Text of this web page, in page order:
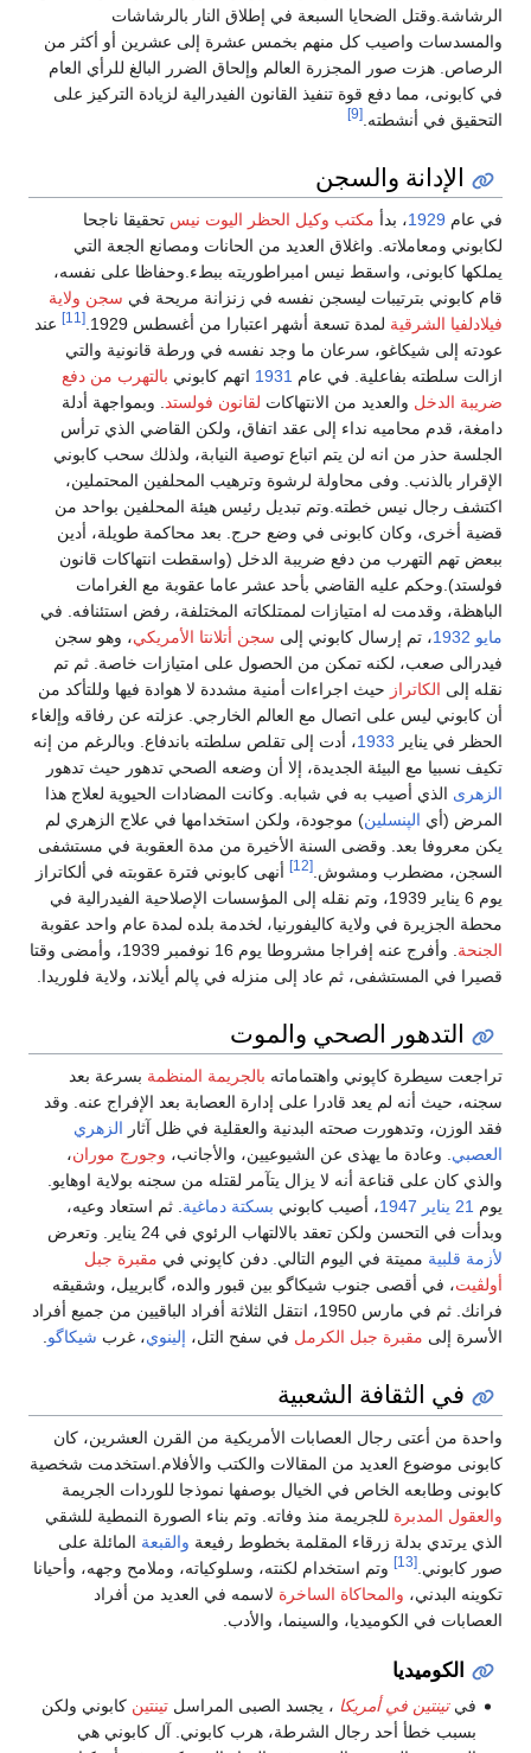
الرشاشة.وقتل الضحايا السبعة في إطلاق النار بالرشاشات
والمسدسات واصيب كل منهم بخمس عشرة إلى عشرين أو أكثر من
الرصاص. هزت صور المجزرة العالم وإلحاق الضرر البالغ للرأي العام
في كابونى، مما دفع قوة تنفيذ القانون الفيدرالية لزيادة التركيز على
التحقيق في أنشطته. [9]
الإدانة والسجن
في عام 1929، بدأ مكتب وكيل الحظر اليوت نيس تحقيقا ناجحا
لكابوني ومعاملاته. واغلاق العديد من الحانات ومصانع الجعة التي
يملكها كابونى، واسقط نيس امبراطوريته ببطء.وحفاظا على نفسه،
قام كابوني بترتيبات ليسجن نفسه في زنزانة مريحة في سجن ولاية
فيلادلفيا الشرقية لمدة تسعة أشهر اعتبارا من أغسطس 1929. [11]
عند
عودته إلى شيكاغو، سرعان ما وجد نفسه في ورطة قانونية والتي
ازالت سلطته بفاعلية. في عام 1931 اتهم كابوني بالتهرب من دفع
ضريبة الدخل والعديد من الانتهاكات لقانون فولستد
. وبمواجهة أدلة
دامغة، قدم محاميه نداء إلى عقد اتفاق، ولكن القاضي الذي ترأس
الجلسة حذر من انه لن يتم اتباع توصية النيابة، ولذلك سحب كابوني
الإقرار بالذنب. وفى محاولة لرشوة وترهيب المحلفين المحتملين،
اكتشف رجال نيس خطته.وتم تبديل رئيس هيئة المحلفين بواحد من
قضية أخرى، وكان كابونى في وضع حرج. بعد محاكمة طويلة، أدين
ببعض تهم التهرب من دفع ضريبة الدخل (واسقطت انتهاكات قانون
فولستد).وحكم عليه القاضي بأحد عشر عاما عقوبة مع الغرامات
الباهظة، وقدمت له امتيازات لممتلكاته المختلفة، رفض استئنافه. في
مايو 1932، تم إرسال كابوني إلى سجن أتلانتا الأمريكي، وهو سجن
فيدرالى صعب، لكنه تمكن من الحصول على امتيازات خاصة. ثم تم
نقله إلى الكاتراز حيث اجراءات أمنية مشددة لا هوادة فيها وللتأكد من
أن كابوني ليس على اتصال مع العالم الخارجي. عزلته عن رفاقه وإلغاء
الحظر في يناير 1933، أدت إلى تقلص سلطته باندفاع. وبالرغم من إنه
تكيف نسبيا مع البيئة الجديدة، إلا أن وضعه الصحي تدهور حيث تدهور
الزهرى الذي أصيب به في شبابه. وكانت المضادات الحيوية لعلاج هذا
المرض (أي الپنسلين) موجودة، ولكن استخدامها في علاج الزهري لم
يكن معروفا بعد. وقضى السنة الأخيرة من مدة العقوبة في مستشفى
السجن، مضطرب ومشوش. [12]
أنهى كابوني فترة عقوبته في ألكاتراز
يوم 6 يناير 1939، وتم نقله إلى المؤسسات الإصلاحية الفيدرالية في
محطة الجزيرة في ولاية كاليفورنيا، لخدمة بلده لمدة عام واحد عقوبة
الجنحة
. وأفرج عنه إفراجا مشروطا يوم 16 نوفمبر 1939، وأمضى وقتا
قصيرا في المستشفى، ثم عاد إلى منزله في پالم أيلاند، ولاية فلوريدا.
التدهور الصحي والموت
تراجعت سيطرة كاپوني واهتماماته بالجريمة المنظمة بسرعة بعد
سجنه، حيث أنه لم يعد قادرا على إدارة العصابة بعد الإفراج عنه. وقد
فقد الوزن، وتدهورت صحته البدنية والعقلية في ظل آثار الزهري
العصبي. وعادة ما يهذى عن الشيوعيين، والأجانب، وجورج موران،
والذي كان على قناعة أنه لا يزال يتآمر لقتله من سجنه بولاية اوهايو.
يوم 21 يناير 1947، أصيب كابوني بسكتة دماغية. ثم استعاد وعيه،
وبدأت في التحسن ولكن تعقد بالالتهاب الرئوي في 24 يناير. وتعرض
لأزمة قلبية مميتة في اليوم التالي. دفن كاپوني في مقبرة جبل
أولڤيت، في أقصى جنوب شيكاگو بين قبور والده، گابرييل، وشقيقه
فرانك. ثم في مارس 1950، انتقل الثلاثة أفراد الباقيين من جميع أفراد
الأسرة إلى مقبرة جبل الكرمل في سفح التل، إلينوي، غرب شيكاگو.
في الثقافة الشعبية
واحدة من أعتى رجال العصابات الأمريكية من القرن العشرين، كان
كابونى موضوع العديد من المقالات والكتب والأفلام.استخدمت شخصية
كابونى وطابعه الخاص في الخيال بوصفها نموذجا للوردات الجريمة
والعقول المدبرة للجريمة منذ وفاته. وتم بناء الصورة النمطية للشقي
الذي يرتدي بدلة زرقاء المقلمة بخطوط رفيعة والقبعة المائلة على
صور كابوني. [13]
وتم استخدام لكنته، وسلوكياته، وملامح وجهه، وأحيانا
تكوينه البدني، والمحاكاة الساخرة لاسمه في العديد من أفراد
العصابات في الكوميديا، والسينما، والأدب.
الكوميديا
فيتينتين في أمريكا ، يجسد الصبى المراسلتينتين كابوني ولكن
بسبب خطأ أحد رجال الشرطة، هرب كابوني. آل كابوني هي